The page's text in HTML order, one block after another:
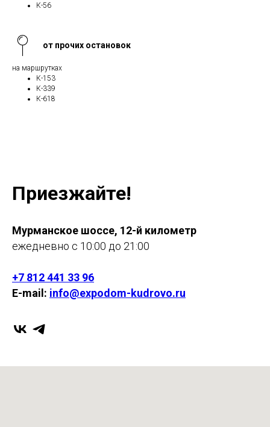
К-56
от прочих остановок
на маршрутках
К-153
К-339
К-618
Приезжайте!
Мурманское шоссе, 12-й километр
ежедневно с 10:00 до 21:00
+7 812 441 33 96
E-mail: info@expodom-kudrovo.ru